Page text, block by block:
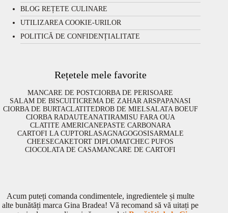
BLOG REȚETE CULINARE
UTILIZAREA COOKIE-URILOR
POLITICĂ DE CONFIDENȚIALITATE
Rețetele mele favorite
MANCARE DE POSTCIORBA DE PERISOARE
SALAM DE BISCUITICREMA DE ZAHAR ARSPAPANASI
CIORBA DE BURTACLATITEDROB DE MIELSALATA BOEUF
CIORBA RADAUTEANATIRAMISU FARA OUA
CLATITE AMERICANEPASTE CARBONARA
CARTOFI LA CUPTORLASAGNAGOGOSISARMALE
CHEESECAKETORT DIPLOMATCHEC PUFOS
CIOCOLATA DE CASAMANCARE DE CARTOFI
Acum puteți comanda condimentele, ingredientele și multe
alte bunătăți marca Gina Bradea! Vă recomand să vă uitați pe